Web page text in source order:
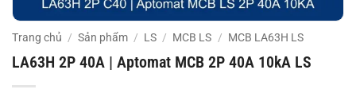
Trang chủ / Sản phẩm / LS / MCB LS / MCB LA63H LS
LA63H 2P 40A | Aptomat MCB 2P 40A 10kA LS